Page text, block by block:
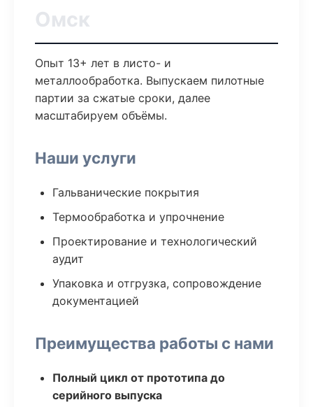
Омск
Опыт 13+ лет в листо- и
металлообработка. Выпускаем пилотные
партии за сжатые сроки, далее
масштабируем объёмы.
Наши услуги
Гальванические покрытия
Термообработка и упрочнение
Проектирование и технологический
аудит
Упаковка и отгрузка, сопровождение
документацией
Преимущества работы с нами
Полный цикл от прототипа до
серийного выпуска